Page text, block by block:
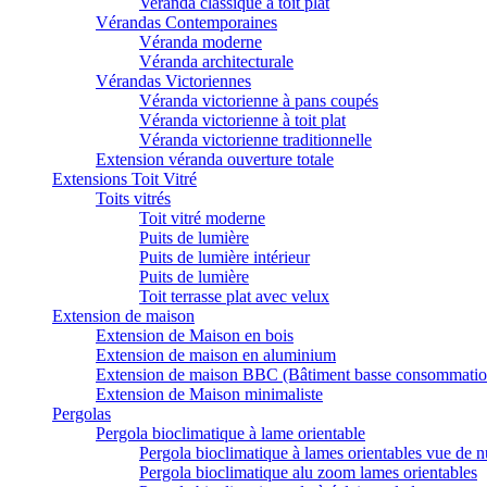
Vérandas Contemporaines
Véranda moderne
Véranda architecturale
Vérandas Victoriennes
Véranda victorienne à pans coupés
Véranda victorienne à toit plat
Véranda victorienne traditionnelle
Extension véranda ouverture totale
Extensions Toit Vitré
Toits vitrés
Toit vitré moderne
Puits de lumière
Puits de lumière intérieur
Puits de lumière
Toit terrasse plat avec velux
Extension de maison
Extension de Maison en bois
Extension de maison en aluminium
Extension de maison BBC (Bâtiment basse
Extension de Maison minimaliste
Pergolas
Pergola bioclimatique à lame orientable
Pergola bioclimatique à lames orientables vue de
Pergola bioclimatique alu zoom lames orientables